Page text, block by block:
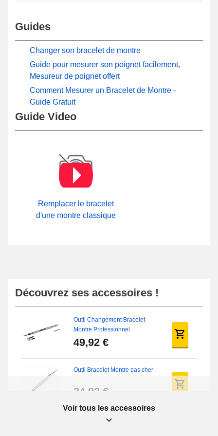
Guides
Changer son bracelet de montre
Guide pour mesurer son poignet facilement,
Mesureur de poignet offert
Comment Mesurer un Bracelet de Montre -
Guide Gratuit
Guide Video
Remplacer le bracelet
d'une montre classique
Découvrez ses accessoires !
Outil Changement Bracelet
Montre Professionnel
49,92 €
Outil Bracelet Montre pas cher
34,92 €
Kit Réparation Montre Débutant
Voir tous les accessoires